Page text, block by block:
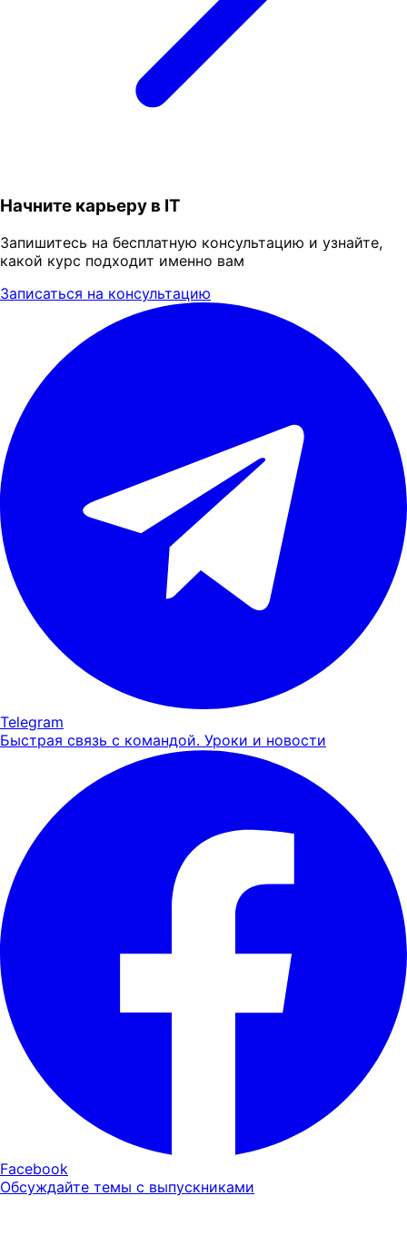
Начните карьеру в IT
Запишитесь на бесплатную консультацию и узнайте,
какой курс подходит именно вам
Записаться на консультацию
Telegram
Быстрая связь с командой. Уроки и новости
Facebook
Обсуждайте темы с выпускниками